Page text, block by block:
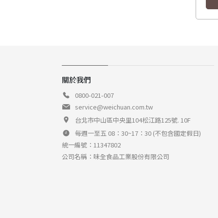
關於我們
0800-021-007
service@weichuan.com.tw
台北市中山區中央里104松江路125號. 10F
每週一至五 08：30~17：30 (不包含國定假日)
統一編號：11347802
公司名稱：味全食品工業股份有限公司